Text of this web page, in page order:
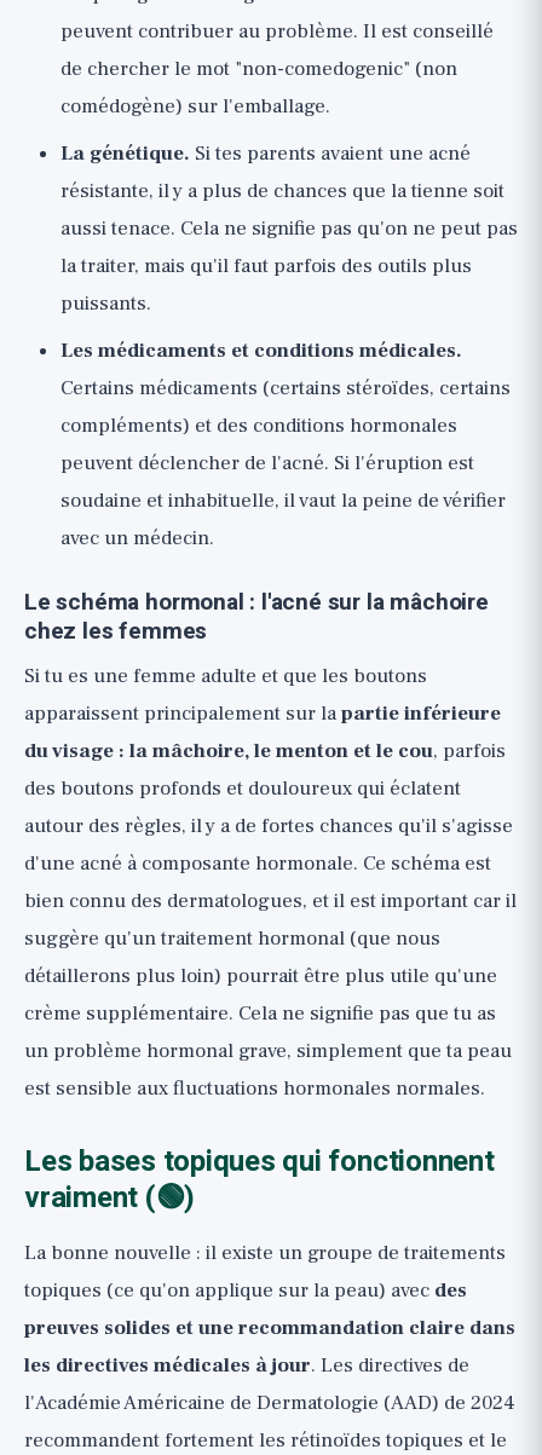
peuvent contribuer au problème. Il est conseillé
de chercher le mot "non-comedogenic" (non
comédogène) sur l'emballage.
La génétique. Si tes parents avaient une acné
résistante, il y a plus de chances que la tienne soit
aussi tenace. Cela ne signifie pas qu'on ne peut pas
la traiter, mais qu'il faut parfois des outils plus
puissants.
Les médicaments et conditions médicales.
Certains médicaments (certains stéroïdes, certains
compléments) et des conditions hormonales
peuvent déclencher de l'acné. Si l'éruption est
soudaine et inhabituelle, il vaut la peine de vérifier
avec un médecin.
Le schéma hormonal : l'acné sur la mâchoire
chez les femmes
Si tu es une femme adulte et que les boutons
apparaissent principalement sur lapartie inférieure
du visage : la mâchoire, le menton et le cou, parfois
des boutons profonds et douloureux qui éclatent
autour des règles, il y a de fortes chances qu'il s'agisse
d'une acné à composante hormonale. Ce schéma est
bien connu des dermatologues, et il est important car il
suggère qu'un traitement hormonal (que nous
détaillerons plus loin) pourrait être plus utile qu'une
crème supplémentaire. Cela ne signifie pas que tu as
un problème hormonal grave, simplement que ta peau
est sensible aux fluctuations hormonales normales.
Les bases topiques qui fonctionnent
vraiment (🟢)
La bonne nouvelle : il existe un groupe de traitements
topiques (ce qu'on applique sur la peau) avec des
preuves solides et une recommandation claire dans
les directives médicales à jour. Les directives de
l'Académie Américaine de Dermatologie (AAD) de 2024
recommandent fortement les rétinoïdes topiques et le